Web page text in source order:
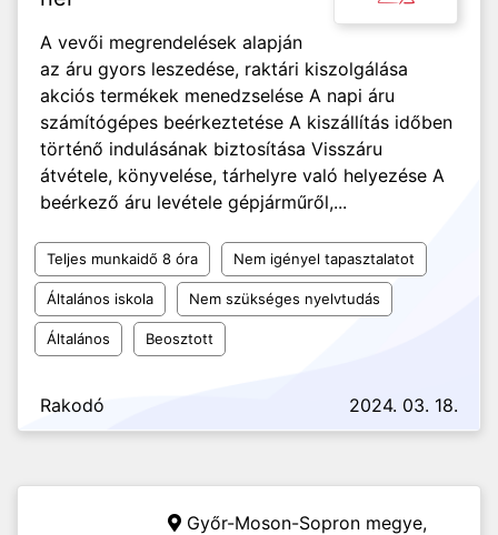
A vevői megrendelések alapján
az áru gyors leszedése, raktári kiszolgálása
akciós termékek menedzselése A napi áru
számítógépes beérkeztetése A kiszállítás időben
történő indulásának biztosítása Visszáru
átvétele, könyvelése, tárhelyre való helyezése A
beérkező áru levétele gépjárműről,...
Teljes munkaidő 8 óra Nem igényel tapasztalatot
Általános iskola Nem szükséges nyelvtudás
Általános Beosztott
Rakodó 2024. 03. 18.
Győr-Moson-Sopron megye,